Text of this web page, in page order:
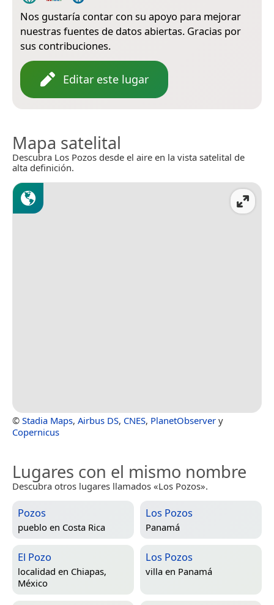
Nos gustaría contar con su apoyo para mejorar
nuestras fuentes de datos abiertas. Gracias por
sus contribuciones.
Editar este lugar
Mapa satelital
Descubra Los Pozos desde el aire en la vista satelital de
alta definición.
© Stadia Maps, Airbus DS, CNES, PlanetObserver y
Copernicus
Lugares con el mismo nombre
Descubra otros lugares llamados «Los Pozos».
Pozos
pueblo en Costa Rica
Los Pozos
Panamá
El Pozo
localidad en Chiapas,
México
Los Pozos
villa en Panamá